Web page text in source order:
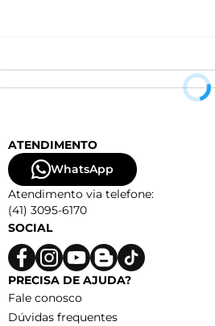
ATENDIMENTO
WhatsApp
Atendimento via telefone:
(41) 3095-6170
SOCIAL
PRECISA DE AJUDA?
Fale conosco
Dúvidas frequentes